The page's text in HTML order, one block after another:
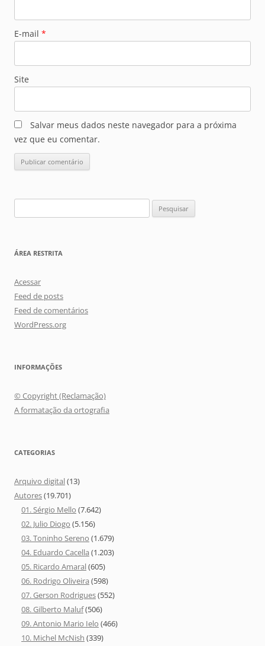
E-mail *
Site
Salvar meus dados neste navegador para a próxima
vez que eu comentar.
por:
ÁREA RESTRITA
Acessar
Feed de posts
Feed de comentários
WordPress.org
INFORMAÇÕES
© Copyright (Reclamação)
A formatação da ortografia
CATEGORIAS
Arquivo digital(13)
Autores(19.701)
01. Sérgio Mello (7.642)
02. Julio Diogo (5.156)
03. Toninho Sereno (1.679)
04. Eduardo Cacella (1.203)
05. Ricardo Amaral(605)
06. Rodrigo Oliveira (598)
07. Gerson Rodrigues(552)
08. Gilberto Maluf(506)
09. Antonio Mario Ielo (466)
10. Michel McNish (339)